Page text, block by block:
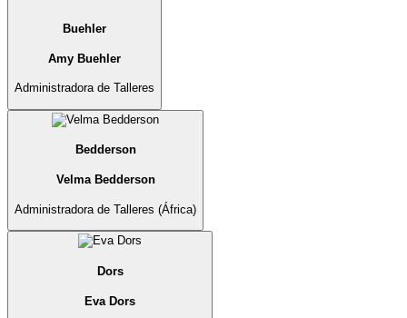
Buehler
Amy Buehler
Administradora de Talleres
Bedderson
Velma Bedderson
Administradora de Talleres (África)
Dors
Eva Dors